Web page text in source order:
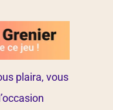
plaira, vous